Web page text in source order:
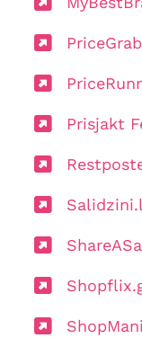
Prisjakt